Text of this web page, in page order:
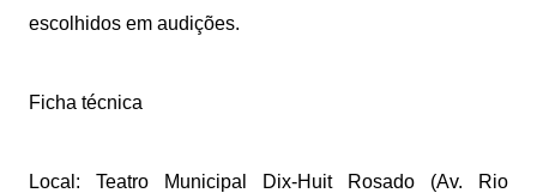
escolhidos em audições.
Ficha técnica
Local: Teatro Municipal Dix-Huit Rosado (Av. Rio